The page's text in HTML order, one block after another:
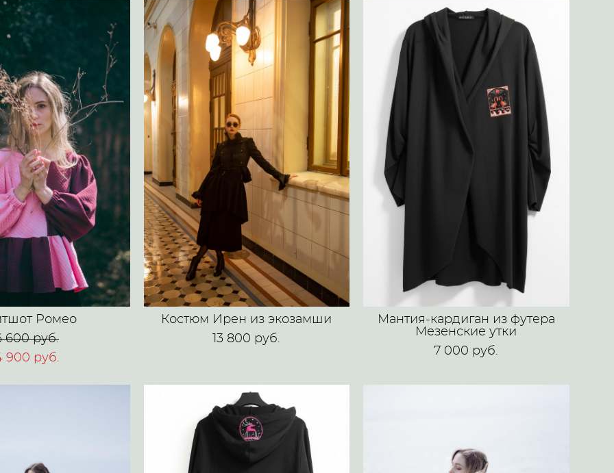
Ромео
600 pуб.
900 pуб.
Костюм Ирен из экозамши
13 800 pуб.
Мантия-кардиган из футера
Мезенские утки
7 000 pуб.